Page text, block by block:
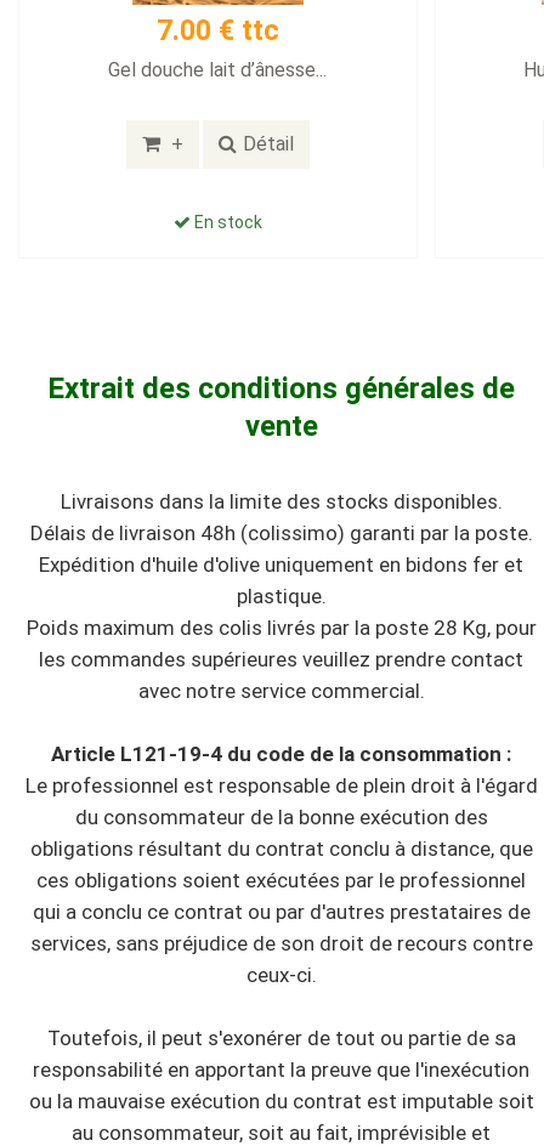
7.00 € ttc
Gel douche lait d’ânesse...
+ Détail
En stock
Extrait des conditions générales de
vente
Livraisons dans la limite des stocks disponibles.
Délais de livraison 48h (colissimo) garanti par la poste.
Expédition d'huile d'olive uniquement en bidons fer et
plastique.
Poids maximum des colis livrés par la poste 28 Kg, pour
les commandes supérieures veuillez prendre contact
avec notre service commercial.
Article L121-19-4 du code de la consommation :
Le professionnel est responsable de plein droit à l'égard
du consommateur de la bonne exécution des
obligations résultant du contrat conclu à distance, que
ces obligations soient exécutées par le professionnel
qui a conclu ce contrat ou par d'autres prestataires de
services, sans préjudice de son droit de recours contre
ceux-ci.
Toutefois, il peut s'exonérer de tout ou partie de sa
responsabilité en apportant la preuve que l'inexécution
ou la mauvaise exécution du contrat est imputable soit
au consommateur, soit au fait, imprévisible et